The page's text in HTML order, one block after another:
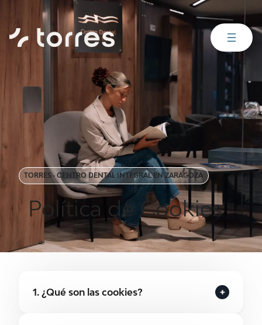
TORRES · CENTRO DENTAL INTEGRAL EN ZARAGOZA
Política de Cookies
1. ¿Qué son las cookies?